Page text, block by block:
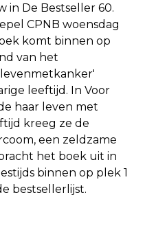
in De Bestseller 60.
CPNB woensdag
komt binnen op
van het
leeftijd. In Voor
haar leven met
kreeg ze de
een zeldzame
het boek uit in
binnen op plek 1
bestsellerlijst.